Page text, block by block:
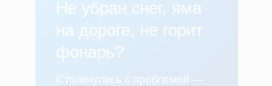
Не убран снег, яма
на дороге, не горит
фонарь?
Столкнулись с проблемой —